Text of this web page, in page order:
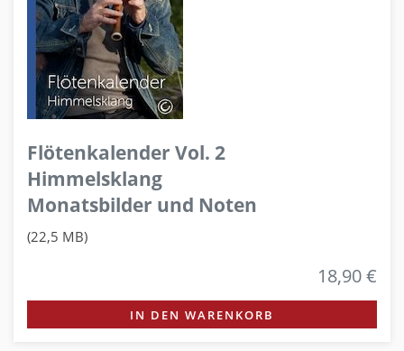
Flötenkalender Vol. 2
Himmelsklang
Monatsbilder und Noten
(22,5 MB)
18,90 €
IN DEN WARENKORB